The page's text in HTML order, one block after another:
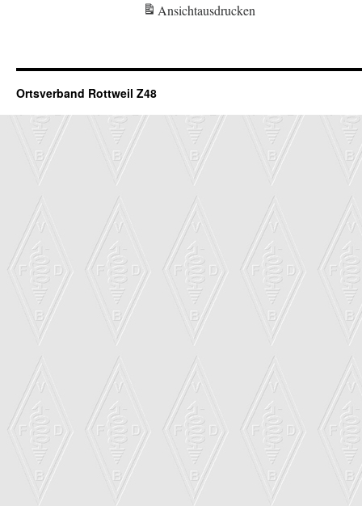
Ansichtausdrucken
Ortsverband Rottweil Z48